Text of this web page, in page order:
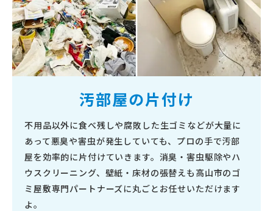
汚部屋の片付け
不用品以外に食べ残しや腐敗した生ゴミなどが大量に
あって悪臭や害虫が発生していても、プロの手で汚部
屋を効率的に片付けていきます。消臭・害虫駆除やハ
ウスクリーニング、壁紙・床材の張替えも高山市のゴ
ミ屋敷専門パートナーズに丸ごとお任せいただけます
よ。